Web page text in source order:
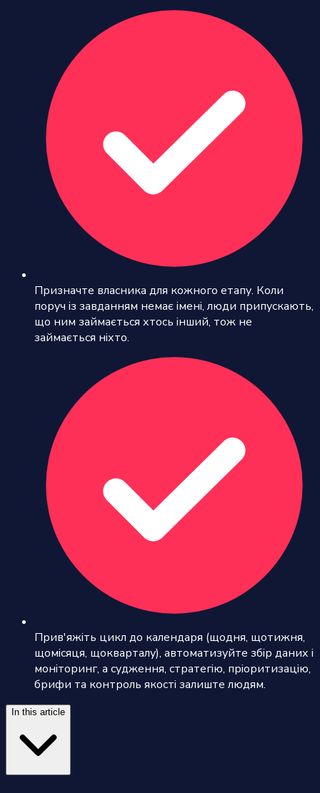
Призначте власника для кожного етапу. Коли
поруч із завданням немає імені, люди припускають,
що ним займається хтось інший, тож не
займається ніхто.
Прив'яжіть цикл до календаря (щодня, щотижня,
щомісяця, щокварталу), автоматизуйте збір даних і
моніторинг, а судження, стратегію, пріоритизацію,
брифи та контроль якості залиште людям.
In this article